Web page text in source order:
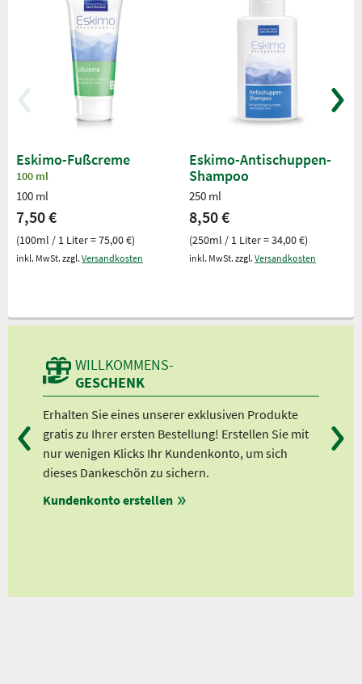
Eskimo-Fußcreme
100 ml
100 ml
7,50 €
(100ml / 1 Liter = 75,00 €)
inkl. MwSt. zzgl. Versandkosten
Eskimo-Antischuppen-
Shampoo
250 ml
8,50 €
(250ml / 1 Liter = 34,00 €)
inkl. MwSt. zzgl. Versandkosten
WILLKOMMENS-
GESCHENK
Erhalten Sie eines unserer exklusiven Produkte
gratis zu Ihrer ersten Bestellung! Erstellen Sie mit
nur wenigen Klicks Ihr Kundenkonto, um sich
dieses Dankeschön zu sichern.
Kundenkonto erstellen
Ab